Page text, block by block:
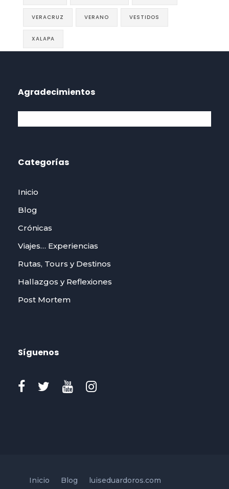
VERACRUZ VERANO VESTIDOS
XALAPA
Agradecimientos
Categorías
Inicio
Blog
Crónicas
Viajes… Experiencias
Rutas, Tours y Destinos
Hallazgos y Reflexiones
Post Mortem
Síguenos
Inicio Blog luiseduardoros.com